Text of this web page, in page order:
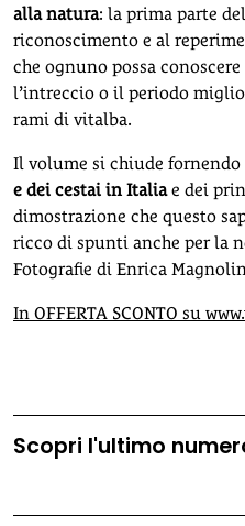
alla natura: la prima parte
riconoscimento e al
che ognuno possa
l’intreccio o il periodo
rami di vitalba.
Il volume si chiude
e dei cestai in Italiae dei
dimostrazione che questo
ricco di spunti anche per la
Fotografie di Enrica
In OFFERTA SCONTO su
Scopri l'ultimo